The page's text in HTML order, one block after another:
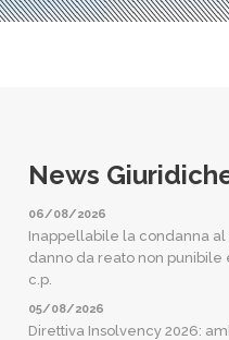
News
06/08/2026
Inappellabile la condanna
danno da reato non punibile
c.p.
05/08/2026
Direttiva Insolvency 2026: